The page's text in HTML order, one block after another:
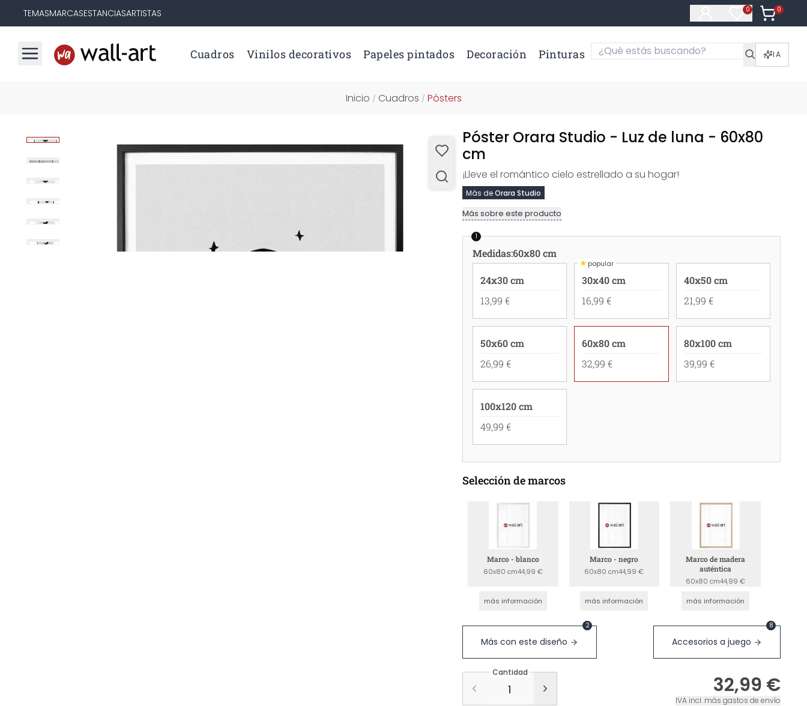
TEMASMARCASESTANCIASARTISTAS 0
Artículos en
0
Artículos
Cuadros Vinilos decorativos Papeles pintados Decoración Pinturas IA
Inicio / Cuadros / Pósters
Póster Orara Studio - Luz de luna - 60x80
cm
¡Lleve el romántico cielo estrellado a su hogar!
Más deOrara Studio
Más sobre este producto
1
Medidas:60x80 cm
24x30 cm
13,99 €
★popular
30x40 cm
16,99 €
40x50 cm
21,99 €
50x60 cm
26,99 €
60x80 cm
32,99 €
80x100 cm
39,99 €
100x120 cm
49,99 €
Selección de marcos
Marco - blanco
60x80 cm44,99 €
más información
Marco - negro
60x80 cm44,99 €
más información
Marco de madera
auténtica
60x80 cm44,99 €
más información
Más con este diseño
2
Accesorios a juego
8
Cantidad
32,99 €
IVA incl. más gastos de envío